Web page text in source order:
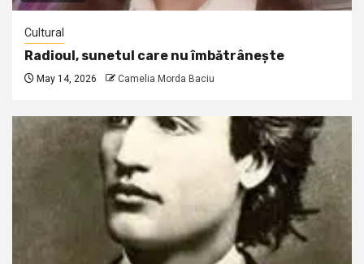
Cultural
Radioul, sunetul care nu îmbătrânește
May 14, 2026 Camelia Morda Baciu